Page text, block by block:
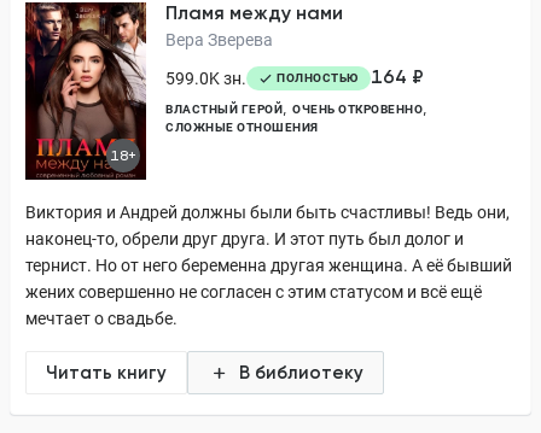
18+
Пламя между нами
Вера Зверева
599.0K зн.
ПОЛНОСТЬЮ 164 ₽
ВЛАСТНЫЙ ГЕРОЙ
ОЧЕНЬ ОТКРОВЕННО
СЛОЖНЫЕ ОТНОШЕНИЯ
Виктория и Андрей должны были быть счастливы! Ведь они,
наконец-то, обрели друг друга. И этот путь был долог и
тернист. Но от него беременна другая женщина. А её бывший
жених совершенно не согласен с этим статусом и всё ещё
мечтает о свадьбе.
Читать книгу В библиотеку